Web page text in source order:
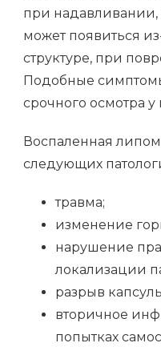
при
может появиться
структуре, при
Подобные
срочного осмотра у
Воспаленная
следующих
травма;
изменение
нарушение
локализации
разрыв
вторичное
попытках